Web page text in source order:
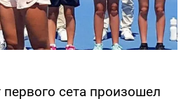
сета произошел